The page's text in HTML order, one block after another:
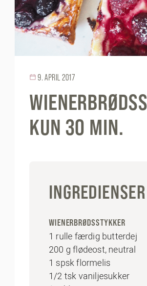
9. APRIL 2017
KUN 30 MIN.
INGREDIENSER
WIENERBRØDSSTYKKER
1 rulle færdig butterdej
200 g flødeost, neutral
1 spsk flormelis
1/2 tsk vaniljesukker